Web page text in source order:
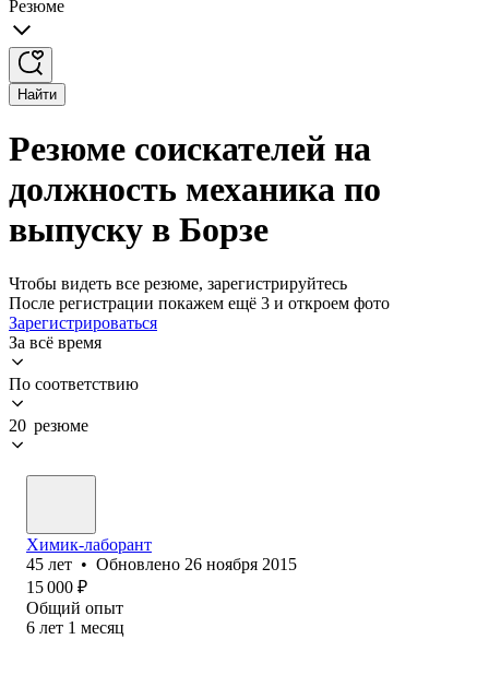
Резюме
Найти
Резюме соискателей на
должность механика по
выпуску в Борзе
Чтобы видеть все резюме, зарегистрируйтесь
После регистрации покажем ещё 3 и откроем фото
Зарегистрироваться
За всё время
По соответствию
20 резюме
Химик-лаборант
45 лет • Обновлено 26 ноября 2015
15 000 ₽
Общий опыт
6 лет 1 месяц